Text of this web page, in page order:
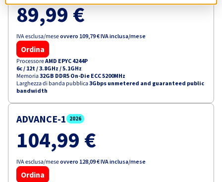
89,99 €
IVA esclusa/meseovvero 109,79 €IVA inclusa/mese
Ordina
ProcessoreAMD EPYC 4244P
6c / 12t /3.8GHz / 5.1GHz
Memoria32GB DDR5 On-Die ECC 5200MHz
Larghezza di banda pubblica3Gbps unmetered and guaranteed public
bandwidth
ADVANCE-1 2026
104,99 €
IVA esclusa/meseovvero 128,09 €IVA inclusa/mese
Ordina